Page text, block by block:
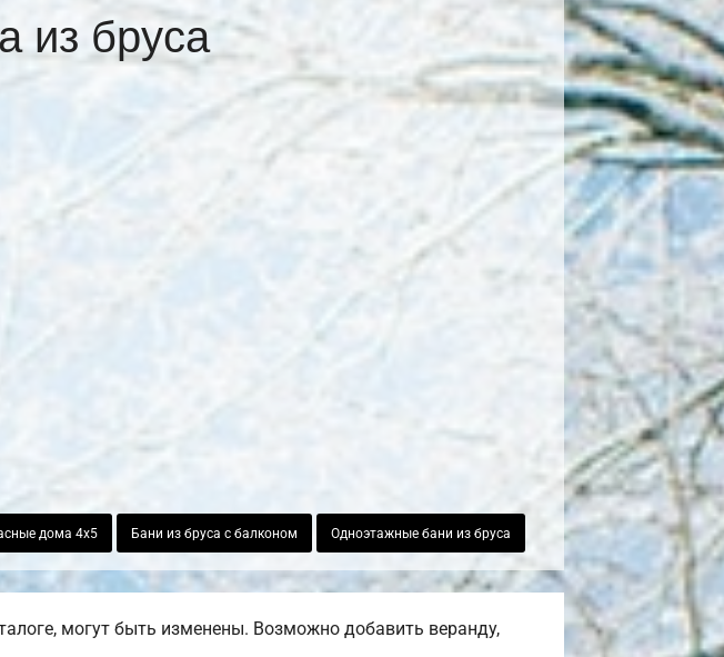
из бруса
дома 4х5 Бани из бруса с балконом Одноэтажные бани из бруса
могут быть изменены. Возможно добавить веранду,